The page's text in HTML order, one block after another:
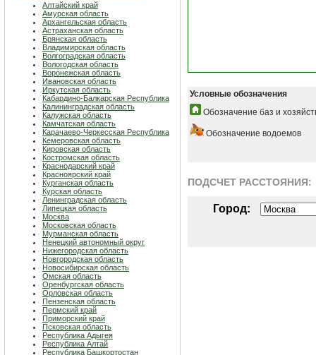
Алтайский край
Амурская область
Архангельская область
Астраханская область
Брянская область
Владимирская область
Волгоградская область
Вологодская область
Воронежская область
Ивановская область
Иркутская область
Кабардино-Балкарская Республика
Калининградская область
Калужская область
Камчатская область
Карачаево-Черкесская Республика
Кемеровская область
Кировская область
Костромская область
Краснодарский край
Красноярский край
Курганская область
Курская область
Ленинградская область
Липецкая область
Москва
Московская область
Мурманская область
Ненецкий автономный округ
Нижегородская область
Новгородская область
Новосибирская область
Омская область
Оренбургская область
Орловская область
Пензенская область
Пермский край
Приморский край
Псковская область
Республика Адыгея
Республика Алтай
Республика Башкортостан
Условные обозначения
Обозначение баз и
Обозначение водоемов
ПОДСЧЕТ РАСCТОЯНИЯ:
Город: